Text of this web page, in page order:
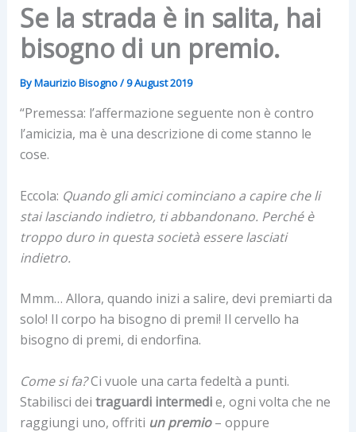
Se la strada è in salita, hai
bisogno di un premio.
ByMaurizio Bisogno/9 August 2019
“Premessa: l’affermazione seguente non è contro
l’amicizia, ma è una descrizione di come stanno le
cose.
Eccola: Quando gli amici cominciano a capire che li
stai lasciando indietro, ti abbandonano. Perché è
troppo duro in questa società essere lasciati
indietro.
Mmm… Allora, quando inizi a salire, devi premiarti da
solo! Il corpo ha bisogno di premi! Il cervello ha
bisogno di premi, di endorfina.
Come si fa?Ci vuole una carta fedeltà a punti.
Stabilisci dei traguardi intermedie, ogni volta che ne
raggiungi uno, offriti un premio– oppure